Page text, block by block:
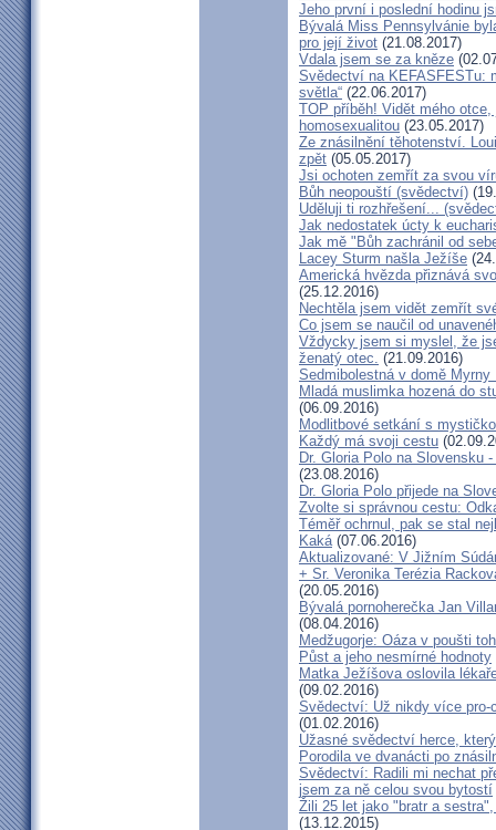
Jeho první i poslední hodinu
Bývalá Miss Pennsylvánie
pro její život (21.08.2017)
Vdala jsem se za kněze
Svědectví na KEFASFESTu:
světla“ (22.06.2017)
TOP příběh! Vidět mého
homosexualitou (23.05.2017)
Ze znásilnění těhotenství.
zpět (05.05.2017)
Jsi ochoten zemřít za svou
Bůh neopouští (svědectví)
Uděluji ti rozhřešení...
Jak nedostatek úcty k
Jak mě "Bůh zachránil od
Lacey Sturm našla Ježíše
Americká hvězda přiznává
(25.12.2016)
Nechtěla jsem vidět zemřít
Co jsem se naučil od
Vždycky jsem si myslel, že
ženatý otec. (21.09.2016)
Sedmibolestná v domě Myrny
Mladá muslimka hozená do
(06.09.2016)
Modlitbové setkání s
Každý má svoji cestu
Dr. Gloria Polo na Slovensku
(23.08.2016)
Dr. Gloria Polo přijede na
Zvolte si správnou cestu:
Téměř ochrnul, pak se stal
Kaká(07.06.2016)
Aktualizované: V Jižním
+ Sr. Veronika Terézia
(20.05.2016)
Bývalá pornoherečka Jan
(08.04.2016)
Medžugorje: Oáza v poušti
Půst a jeho nesmírné hodnoty
Matka Ježíšova oslovila
(09.02.2016)
Svědectví: Už nikdy více pro-
(01.02.2016)
Úžasné svědectví herce,
Porodila ve dvanácti po
Svědectví: Radili mi nechat
jsem za ně celou svou bytostí
Žili 25 let jako "bratr a
(13.12.2015)